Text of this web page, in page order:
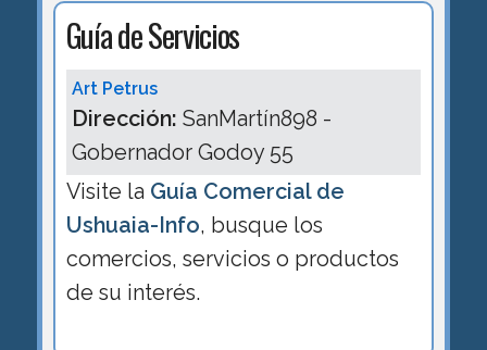
Guía de Servicios
Art Petrus
Dirección: SanMartín898 -
Gobernador Godoy 55
Visite la Guía Comercial de
Ushuaia-Info, busque los
comercios, servicios o productos
de su interés.